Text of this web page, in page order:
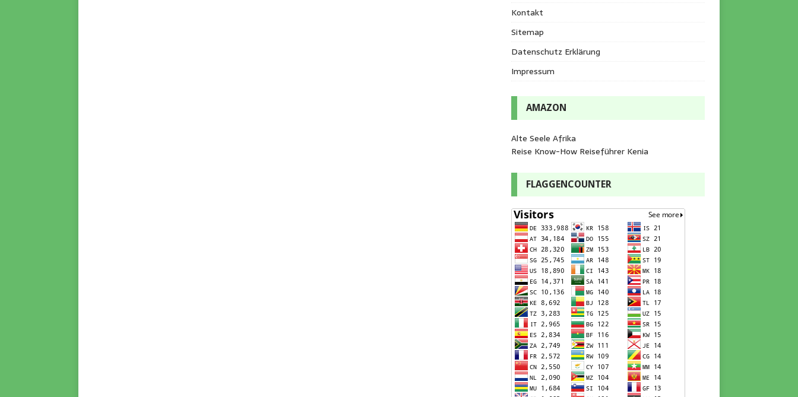
Kontakt
Sitemap
Datenschutz Erklärung
Impressum
AMAZON
Alte Seele Afrika
Reise Know-How Reiseführer Kenia
FLAGGENCOUNTER